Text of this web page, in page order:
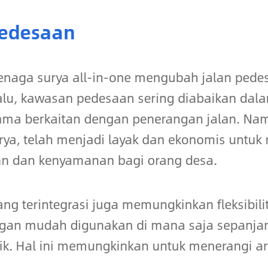
surya all-in-one mengubah jalan
kawasan pedesaan sering diabaikan
berkaitan dengan penerangan jalan.
telah menjadi layak dan ekonomis untuk
dan kenyamanan bagi orang desa.
terintegrasi juga memungkinkan
mudah digunakan di mana saja
Hal ini memungkinkan untuk menerangi